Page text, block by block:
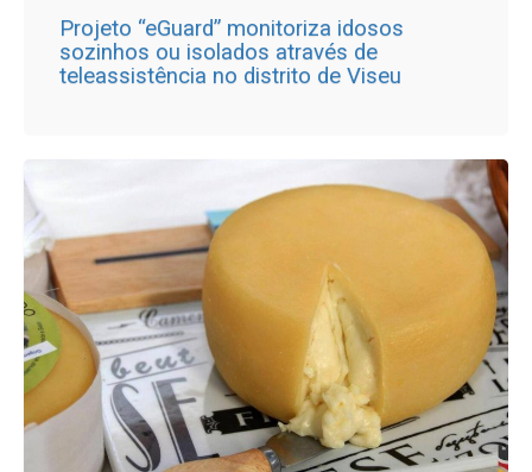
Projeto “eGuard” monitoriza idosos
sozinhos ou isolados através de
teleassistência no distrito de Viseu